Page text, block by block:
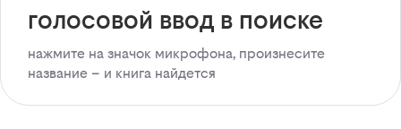
голосовой ввод в поиске
нажмите на значок микрофона, произнесите
название – и книга найдется